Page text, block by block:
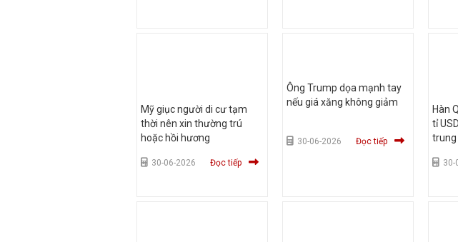
Mỹ giục người di cư tạm
thời nên xin thường trú
hoặc hồi hương
30-06-2026 Đọc tiếp
Ông Trump dọa mạnh tay
nếu giá xăng không giảm
30-06-2026 Đọc tiếp
Hàn
tỉ
trung
30-